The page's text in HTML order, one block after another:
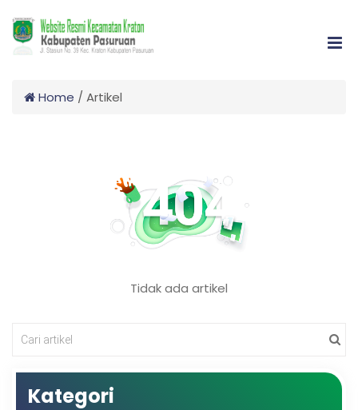
Home / Artikel
Tidak ada artikel
Kategori